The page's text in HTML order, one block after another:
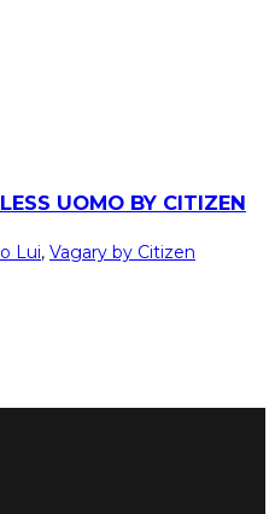
UOMO BY CITIZEN
Lui, Vagary by Citizen